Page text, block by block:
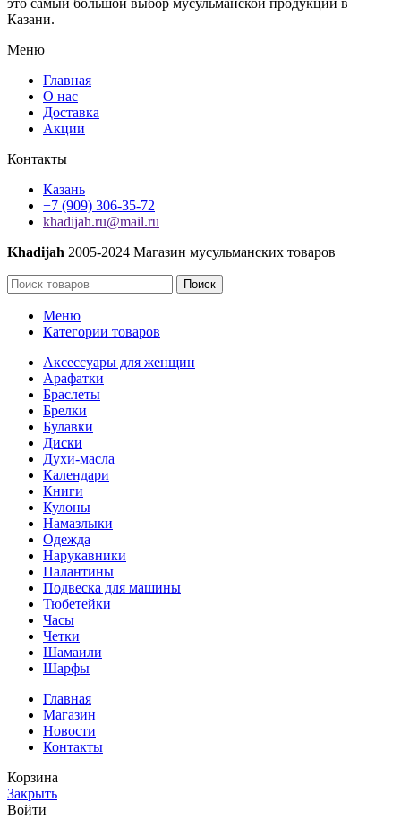
это самый большой выбор мусульманской продукции в
Казани.
Меню
Главная
О нас
Доставка
Акции
Контакты
Казань
+7 (909) 306-35-72
khadijah.ru@mail.ru
Khadijah 2005-2024 Магазин мусульманских товаров
Поиск
Меню
Категории товаров
Аксессуары для женщин
Арафатки
Браслеты
Брелки
Булавки
Диски
Духи-масла
Календари
Книги
Кулоны
Намазлыки
Одежда
Нарукавники
Палантины
Подвеска для машины
Тюбетейки
Часы
Четки
Шамаили
Шарфы
Главная
Магазин
Новости
Контакты
Корзина
Закрыть
Войти